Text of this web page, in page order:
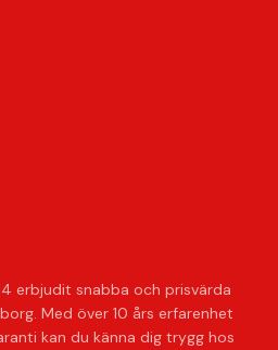
erbjudit snabba och prisvärda
Med över 10 års erfarenhet
kan du känna dig trygg hos